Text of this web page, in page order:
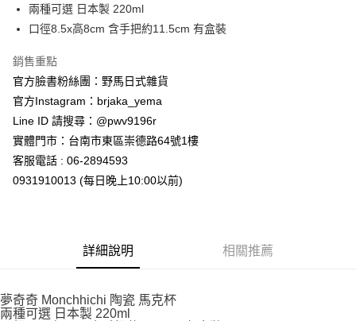
上海商業儲蓄銀行
國泰世華商業銀行
兆豐國際商業銀行
匯豐（台灣）商業銀行
聯邦商業銀行
玉山商業銀行
台新國際商業銀行
台灣樂天信用卡公司
LINE Pay
街口支付
悠遊付
Google Pay
ATM付款
每筆NT$65，滿NT$999(含以上)免運費
每筆NT$65，滿NT$999(含以上)免運費
兩種可選 日本製 220ml
口徑8.5x高8cm 含手把約11.5cm 有盒裝
銷售重點
官方臉書粉絲團：野馬日式雜貨
官方Instagram：brjaka_yema
Line ID 請搜尋：@pwv9196r
實體門市：台南市東區崇德路64號1樓
客服電話 : 06-2894593
0931910013 (每日晚上10:00以前)
詳細說明 相關推薦
夢奇奇 Monchhichi 陶瓷 馬克杯
兩種可選 日本製 220ml